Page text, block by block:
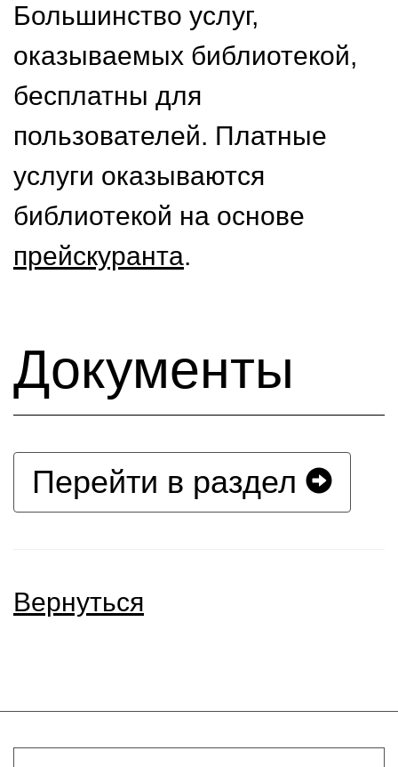
Большинство услуг,
оказываемых библиотекой,
бесплатны для
пользователей. Платные
услуги оказываются
библиотекой на основе
прейскуранта.
Документы
Перейти в раздел
Вернуться